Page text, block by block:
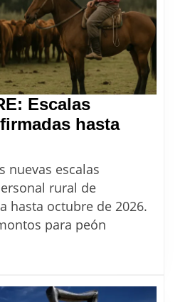
Escalas
hasta
nuevas escalas
rural de
hasta octubre de 2026.
para peón